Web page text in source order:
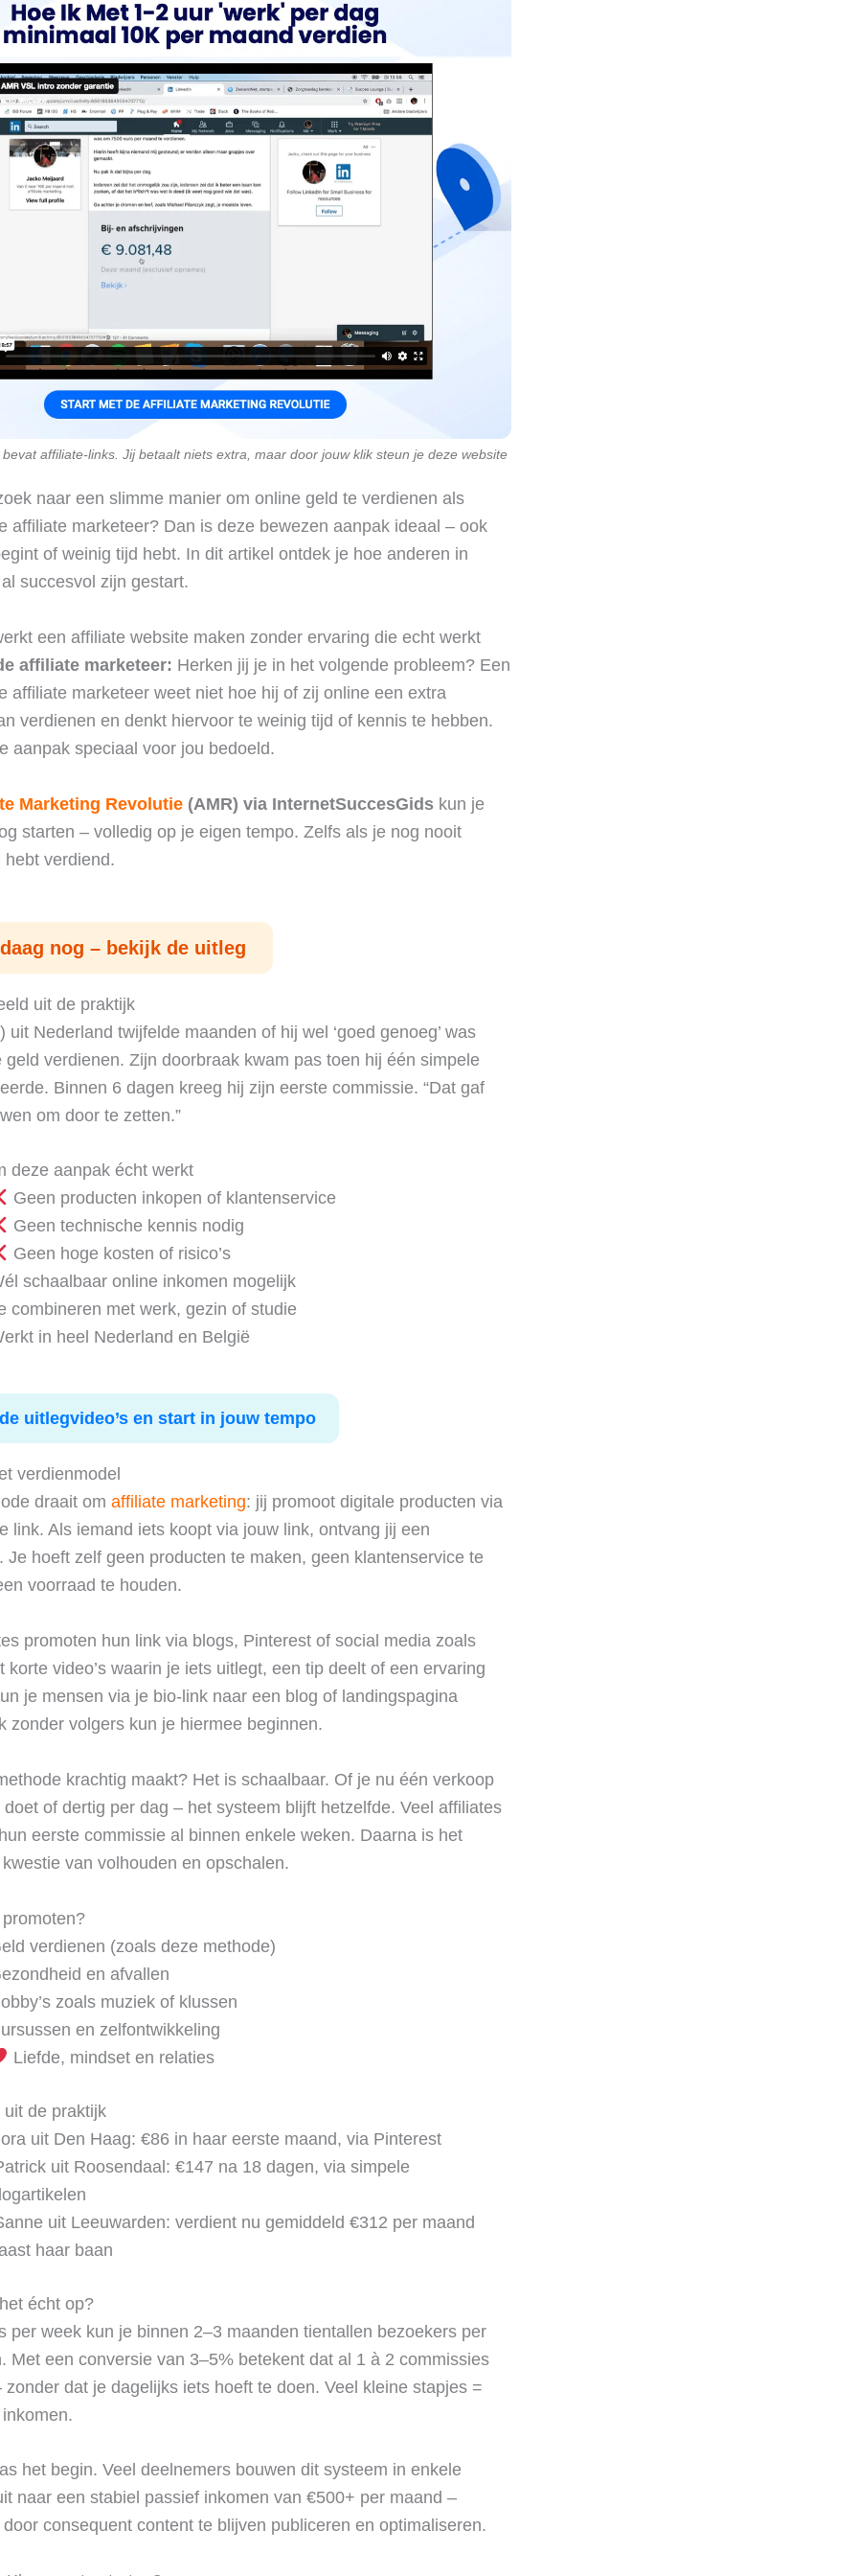
affiliate-links. Jij betaalt niets extra, maar door jouw klik steun je deze website
naar een slimme manier om online geld te verdienen als
affiliate marketeer? Dan is deze bewezen aanpak ideaal – ook
of weinig tijd hebt. In dit artikel ontdek je hoe anderen in
succesvol zijn gestart.
een affiliate website maken zonder ervaring die echt werkt
affiliate marketeer: Herken jij je in het volgende probleem? Een
affiliate marketeer weet niet hoe hij of zij online een extra
verdienen en denkt hiervoor te weinig tijd of kennis te hebben.
aanpak speciaal voor jou bedoeld.
Marketing Revolutie (AMR) via InternetSuccesGids kun je
starten – volledig op je eigen tempo. Zelfs als je nog nooit
hebt verdiend.
nog – bekijk de uitleg
uit de praktijk
uit Nederland twijfelde maanden of hij wel ‘goed genoeg’ was
geld verdienen. Zijn doorbraak kwam pas toen hij één simpele
Binnen 6 dagen kreeg hij zijn eerste commissie. “Dat gaf
om door te zetten.”
deze aanpak écht werkt
Geen producten inkopen of klantenservice
Geen technische kennis nodig
Geen hoge kosten of risico’s
schaalbaar online inkomen mogelijk
combineren met werk, gezin of studie
in heel Nederland en België
uitlegvideo’s en start in jouw tempo
verdienmodel
draait om affiliate marketing: jij promoot digitale producten via
link. Als iemand iets koopt via jouw link, ontvang jij een
Je hoeft zelf geen producten te maken, geen klantenservice te
voorraad te houden.
promoten hun link via blogs, Pinterest of social media zoals
korte video’s waarin je iets uitlegt, een tip deelt of een ervaring
je mensen via je bio-link naar een blog of landingspagina
zonder volgers kun je hiermee beginnen.
krachtig maakt? Het is schaalbaar. Of je nu één verkoop
doet of dertig per dag – het systeem blijft hetzelfde. Veel affiliates
eerste commissie al binnen enkele weken. Daarna is het
van volhouden en opschalen.
verdienen (zoals deze methode)
en afvallen
zoals muziek of klussen
en zelfontwikkeling
Liefde, mindset en relaties
uit de praktijk
uit Den Haag: €86 in haar eerste maand, via Pinterest
uit Roosendaal: €147 na 18 dagen, via simpele
uit Leeuwarden: verdient nu gemiddeld €312 per maand
haar baan
écht op?
per week kun je binnen 2–3 maanden tientallen bezoekers per
Met een conversie van 3–5% betekent dat al 1 à 2 commissies
zonder dat je dagelijks iets hoeft te doen. Veel kleine stapjes =
het begin. Veel deelnemers bouwen dit systeem in enkele
naar een stabiel passief inkomen van €500+ per maand –
consequent content te blijven publiceren en optimaliseren.